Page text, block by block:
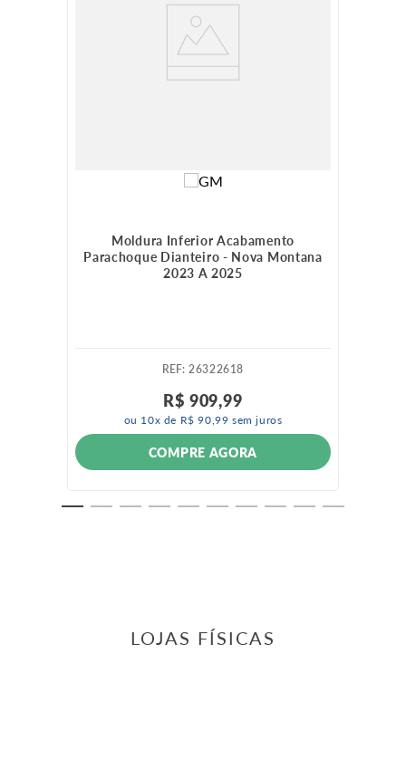
Moldura Inferior Acabamento
Parachoque Dianteiro - Nova Montana
2023 A 2025
:26322618
R$ 909,99
ou 10x de R$ 90,99 sem juros
COMPRE AGORA
LOJAS FÍSICAS